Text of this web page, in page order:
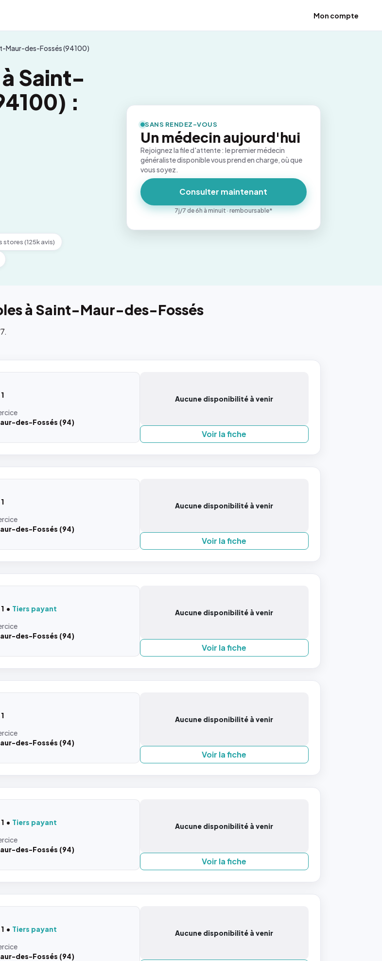
Mon compte
Maur-des-Fossés (94100)
à Saint-
:
stores (125k avis)
SANS RENDEZ-VOUS
Un médecin aujourd'hui
Rejoignez la file d'attente : le premier médecin
généraliste disponible vous prend en charge, où que
vous soyez.
Consulter maintenant
7j/7 de 6h à minuit · remboursable*
à Saint-Maur-des-Fossés
des-Fossés (94)
Aucune disponibilité à venir
Voir la fiche
des-Fossés (94)
Aucune disponibilité à venir
Voir la fiche
Tiers payant
des-Fossés (94)
Aucune disponibilité à venir
Voir la fiche
des-Fossés (94)
Aucune disponibilité à venir
Voir la fiche
Tiers payant
des-Fossés (94)
Aucune disponibilité à venir
Voir la fiche
Tiers payant
des-Fossés (94)
Aucune disponibilité à venir